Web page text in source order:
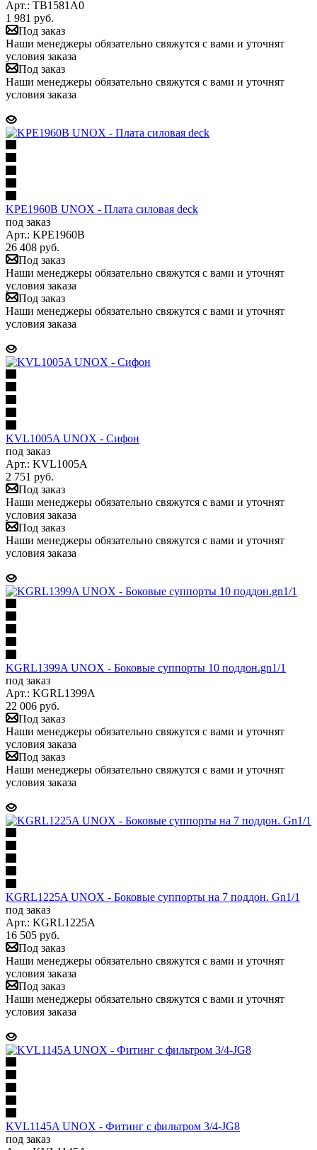
Арт.: TB1581A0
1 981 руб.
Под заказ
Наши менеджеры обязательно свяжутся с вами и уточнят
условия заказа
Под заказ
Наши менеджеры обязательно свяжутся с вами и уточнят
условия заказа
KPE1960B UNOX - Плата силовая deck
под заказ
Арт.: KPE1960B
26 408 руб.
Под заказ
Наши менеджеры обязательно свяжутся с вами и уточнят
условия заказа
Под заказ
Наши менеджеры обязательно свяжутся с вами и уточнят
условия заказа
KVL1005A UNOX - Сифон
под заказ
Арт.: KVL1005A
2 751 руб.
Под заказ
Наши менеджеры обязательно свяжутся с вами и уточнят
условия заказа
Под заказ
Наши менеджеры обязательно свяжутся с вами и уточнят
условия заказа
KGRL1399A UNOX - Боковые суппорты 10 поддон.gn1/1
под заказ
Арт.: KGRL1399A
22 006 руб.
Под заказ
Наши менеджеры обязательно свяжутся с вами и уточнят
условия заказа
Под заказ
Наши менеджеры обязательно свяжутся с вами и уточнят
условия заказа
KGRL1225A UNOX - Боковые суппорты на 7 поддон. Gn1/1
под заказ
Арт.: KGRL1225A
16 505 руб.
Под заказ
Наши менеджеры обязательно свяжутся с вами и уточнят
условия заказа
Под заказ
Наши менеджеры обязательно свяжутся с вами и уточнят
условия заказа
KVL1145A UNOX - Фитинг с фильтром 3/4-JG8
под заказ